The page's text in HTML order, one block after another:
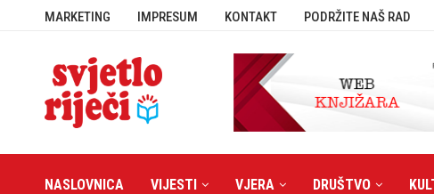
MARKETING IMPRESUM KONTAKT PODRŽITE NAŠ RAD
NASLOVNICA VIJESTI VJERA DRUŠTVO